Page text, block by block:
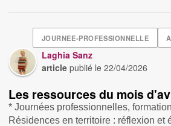
JOURNEE-PROFESSIONNELLE
Laghia Sanz
article publié le22/04/2026
Les ressources du mois
* Journées professionnelles,
Résidences en territoire : réflexion et